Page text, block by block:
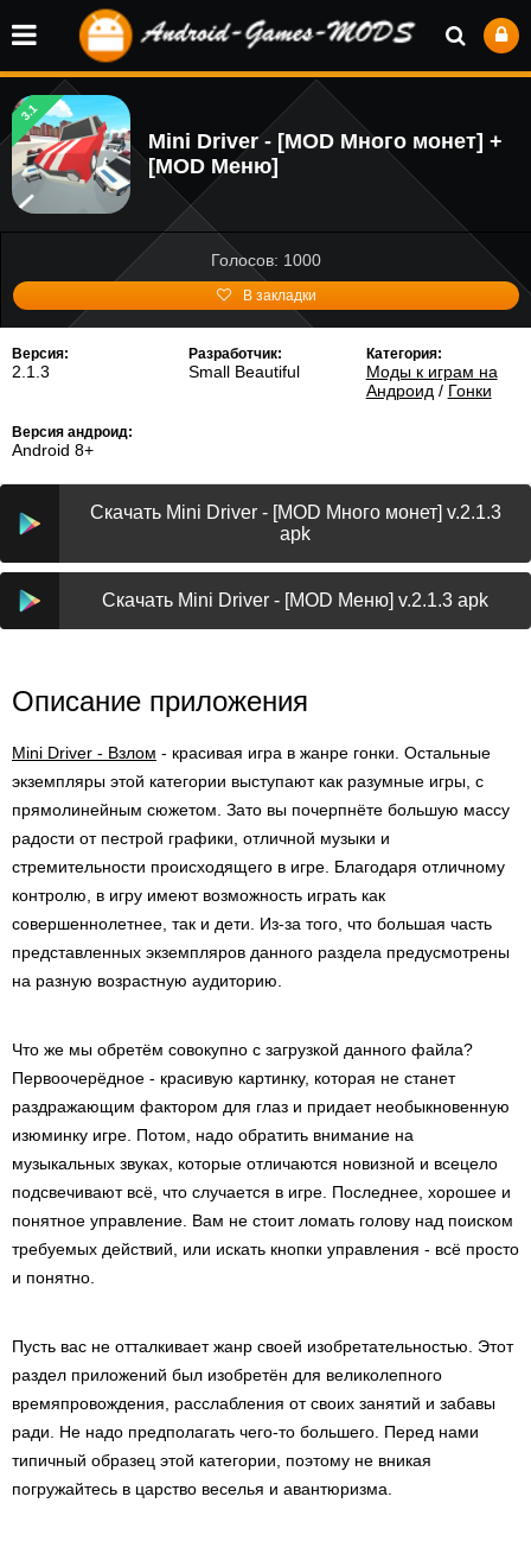
3.1
Mini Driver - [MOD Много монет] +
[MOD Меню]
Голосов: 1000
В закладки
Версия:
2.1.3
Разработчик:
Small Beautiful
Категория:
Моды к играм на
Андроид / Гонки
Версия андроид:
Android 8+
Скачать Mini Driver - [MOD Много монет] v.2.1.3
apk
Скачать Mini Driver - [MOD Меню] v.2.1.3 apk
Описание приложения
Mini Driver - Взлом - красивая игра в жанре гонки. Остальные
экземпляры этой категории выступают как разумные игры, с
прямолинейным сюжетом. Зато вы почерпнёте большую массу
радости от пестрой графики, отличной музыки и
стремительности происходящего в игре. Благодаря отличному
контролю, в игру имеют возможность играть как
совершеннолетнее, так и дети. Из-за того, что большая часть
представленных экземпляров данного раздела предусмотрены
на разную возрастную аудиторию.
Что же мы обретём совокупно с загрузкой данного файла?
Первоочерёдное - красивую картинку, которая не станет
раздражающим фактором для глаз и придает необыкновенную
изюминку игре. Потом, надо обратить внимание на
музыкальных звуках, которые отличаются новизной и всецело
подсвечивают всё, что случается в игре. Последнее, хорошее и
понятное управление. Вам не стоит ломать голову над поиском
требуемых действий, или искать кнопки управления - всё просто
и понятно.
Пусть вас не отталкивает жанр своей изобретательностью. Этот
раздел приложений был изобретён для великолепного
времяпровождения, расслабления от своих занятий и забавы
ради. Не надо предполагать чего-то большего. Перед нами
типичный образец этой категории, поэтому не вникая
погружайтесь в царство веселья и авантюризма.